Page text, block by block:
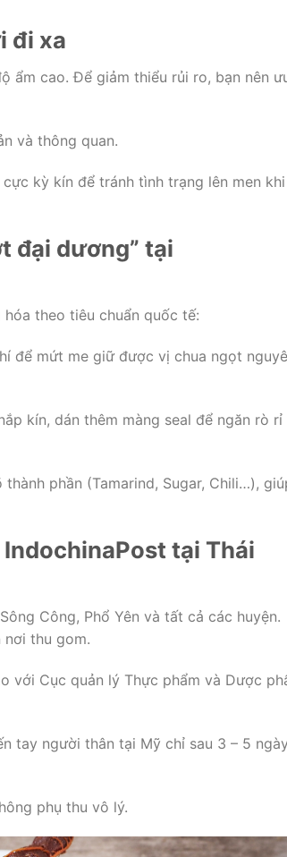
đi xa
ẩm cao. Để giảm thiểu rủi ro, bạn nên
và thông quan.
kỳ kín để tránh tình trạng lên men
đại dương” tại
theo tiêu chuẩn quốc tế:
để mứt me giữ được vị chua ngọt
kín, dán thêm màng seal để ngăn rò rỉ
phần (Tamarind, Sugar, Chili…),
tại Thái
Công, Phổ Yên và tất cả các huyện.
nơi thu gom.
với Cục quản lý Thực phẩm và Dược
tay người thân tại Mỹ chỉ sau 3 – 5
phụ thu vô lý.